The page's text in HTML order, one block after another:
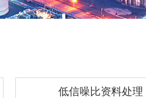
低信噪比资料处理